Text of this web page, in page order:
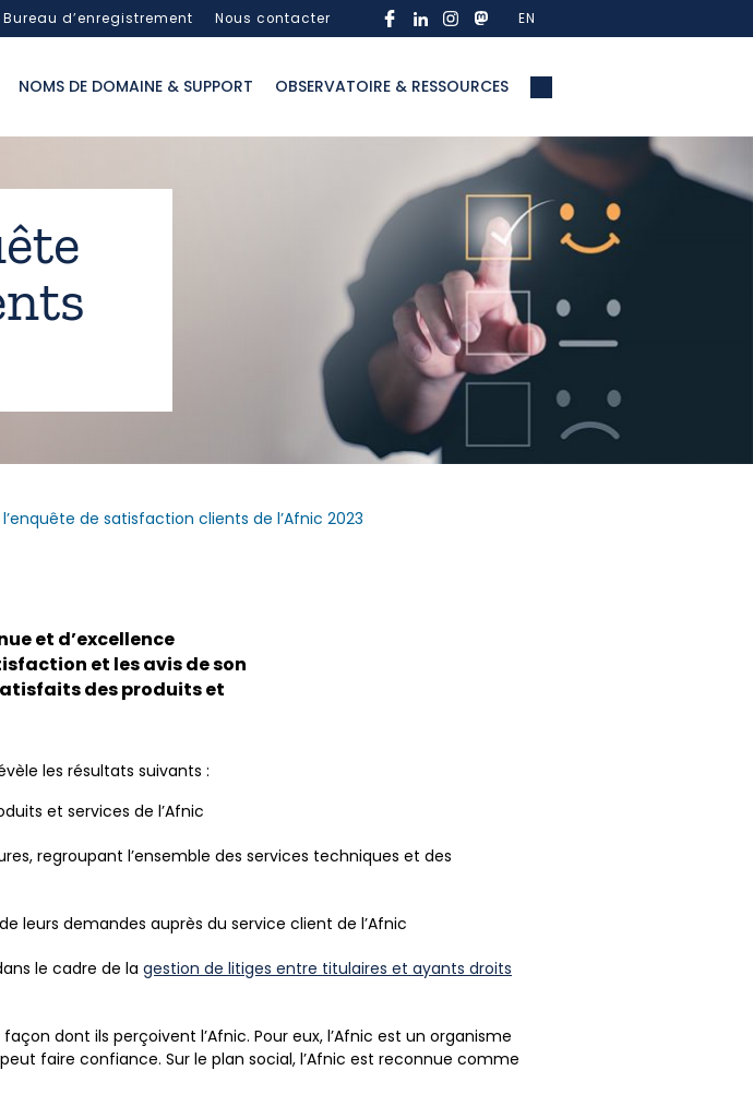
d’enregistrement Nous contacter EN
NOMS DE DOMAINE & SUPPORT OBSERVATOIRE & RESSOURCES
de satisfaction clients de l’Afnic 2023
et d’excellence
et les avis de son
des produits et
les résultats suivants :
et services de l’Afnic
regroupant l’ensemble des services techniques et des
leurs demandes auprès du service client de l’Afnic
le cadre de la gestion de litiges entre titulaires et ayants droits
dont ils perçoivent l’Afnic. Pour eux, l’Afnic est un organisme
faire confiance. Sur le plan social, l’Afnic est reconnue comme